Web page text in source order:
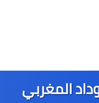
المغربي